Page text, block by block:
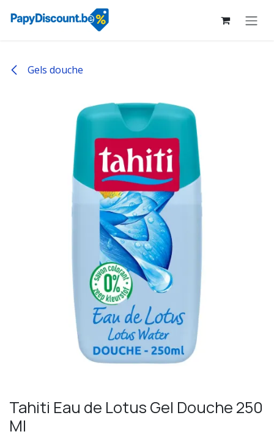
Se rendre au contenu
Gels douche
Tahiti Eau de Lotus Gel Douche 250
Ml